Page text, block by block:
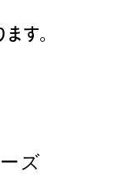
す。
ズ